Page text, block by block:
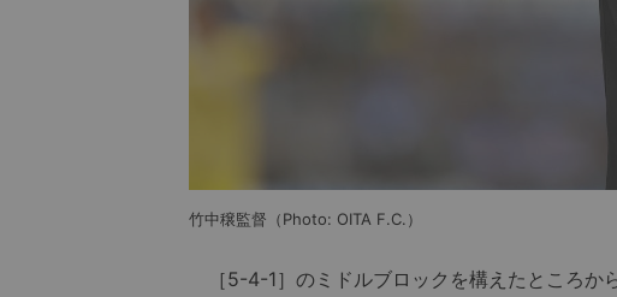
竹中穣監督（Photo: OITA F.C.）
［5-4-1］のミドルブロックを構えたところか